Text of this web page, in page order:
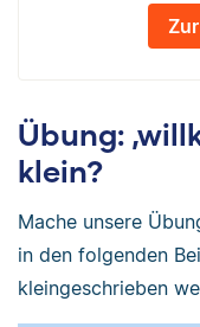
Übung:
klein?
Mache unsere
in den folgenden
kleingeschrieben